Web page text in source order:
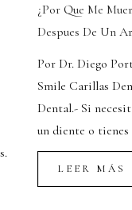
¿Por Que Me
Despues De Un
Por Dr. Diego
Smile Carillas
Dental.- Si
un diente o
LEER MÁS